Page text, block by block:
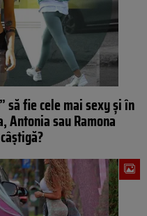
să fie cele mai sexy şi în
Antonia sau Ramona